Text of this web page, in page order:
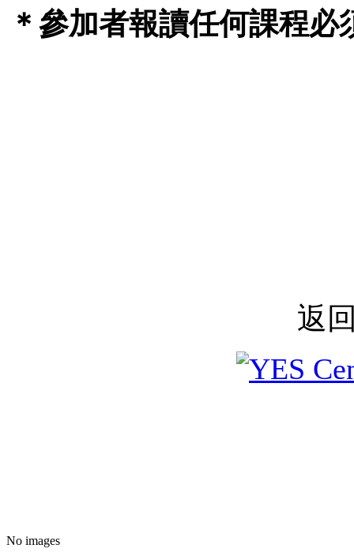
＊參加者報讀任何課程
返
No images